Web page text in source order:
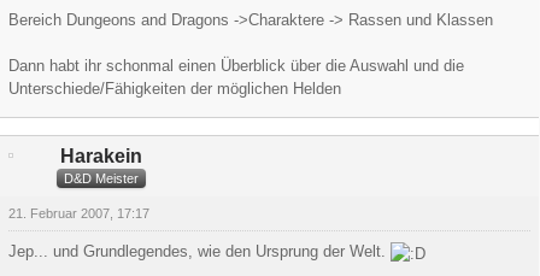
Bereich Dungeons and Dragons ->Charaktere -> Rassen und Klassen
Dann habt ihr schonmal einen Überblick über die Auswahl und die
Unterschiede/Fähigkeiten der möglichen Helden
Harakein
D&D Meister
21. Februar 2007, 17:17
Jep... und Grundlegendes, wie den Ursprung der Welt.